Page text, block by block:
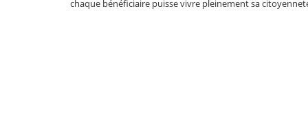
chaque bénéficiaire puisse vivre pleinement sa